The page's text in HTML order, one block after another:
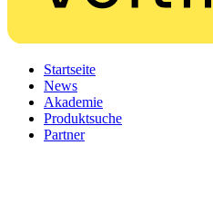
Startseite
News
Akademie
Produktsuche
Partner